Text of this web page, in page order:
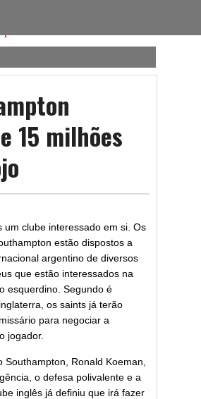
15 milhões
um clube interessado em si. Os
estão dispostos a
argentino de diversos
que estão interessados na
esquerdino. Segundo é
os saints já terão
para negociar a
jogador.
Southampton, Ronald Koeman,
o defesa polivalente e a
inglês já definiu que irá fazer